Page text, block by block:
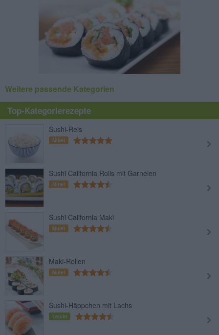
Weitere passende Kategorien
Top-Kategorierezepte
Sushi-Reis
Mittel
Sushi California Rolls mit Garnelen
Mittel
Sushi California Maki
Mittel
Maki-Rollen
Mittel
Sushi-Häppchen mit Lachs
Leicht